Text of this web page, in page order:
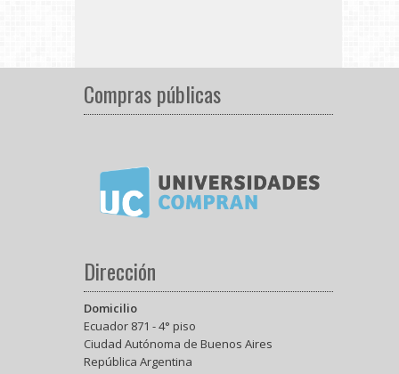
Compras públicas
Dirección
Domicilio
Ecuador 871 - 4° piso
Ciudad Autónoma de Buenos Aires
República Argentina